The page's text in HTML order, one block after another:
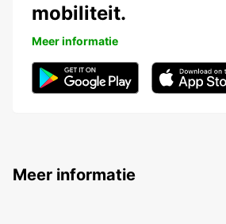
mobiliteit.
Meer informatie
Meer informatie